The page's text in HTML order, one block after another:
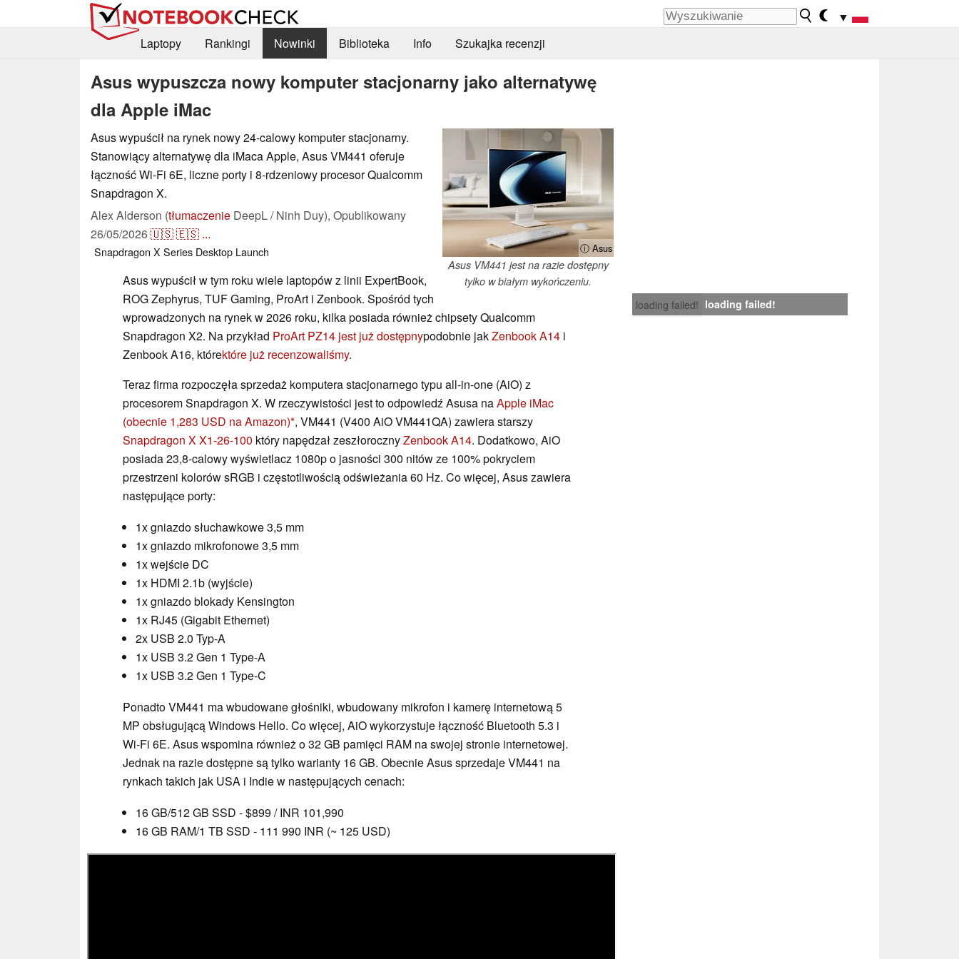
▼
Laptopy
Rankingi Nowinki Biblioteka Info Szukajka recenzji
Asus wypuszcza nowy komputer stacjonarny jako alternatywę
dla Apple iMac
ⓘ Asus
Asus VM441 jest na razie dostępny
tylko w białym wykończeniu.
Asus wypuścił na rynek nowy 24-calowy komputer stacjonarny.
Stanowiący alternatywę dla iMaca Apple, Asus VM441 oferuje
łączność Wi-Fi 6E, liczne porty i 8-rdzeniowy procesor Qualcomm
Snapdragon X.
Alex Alderson (tłumaczenie DeepL / Ninh Duy), Opublikowany
26/05/2026🇺🇸🇪🇸 ...
Snapdragon X Series Desktop Launch
loading failed! loading failed!
Asus wypuścił w tym roku wiele laptopów z linii ExpertBook,
ROG Zephyrus, TUF Gaming, ProArt i Zenbook. Spośród tych
wprowadzonych na rynek w 2026 roku, kilka posiada również chipsety Qualcomm
Snapdragon X2. Na przykład ProArt PZ14 jest już dostępnypodobnie jakZenbook A14 i
Zenbook A16, którektóre już recenzowaliśmy.
Teraz firma rozpoczęła sprzedaż komputera stacjonarnego typu all-in-one (AiO) z
procesorem Snapdragon X. W rzeczywistości jest to odpowiedź Asusa naApple iMac
(obecnie 1,283 USD na Amazon) , VM441 (V400 AiO VM441QA) zawiera starszy
Snapdragon X X1-26-100 który napędzał zeszłorocznyZenbook A14. Dodatkowo, AiO
posiada 23,8-calowy wyświetlacz 1080p o jasności 300 nitów ze 100% pokryciem
przestrzeni kolorów sRGB i częstotliwością odświeżania 60 Hz. Co więcej, Asus zawiera
następujące porty:
1x gniazdo słuchawkowe 3,5 mm
1x gniazdo mikrofonowe 3,5 mm
1x wejście DC
1x HDMI 2.1b (wyjście)
1x gniazdo blokady Kensington
1x RJ45 (Gigabit Ethernet)
2x USB 2.0 Typ-A
1x USB 3.2 Gen 1 Type-A
1x USB 3.2 Gen 1 Type-C
Ponadto VM441 ma wbudowane głośniki, wbudowany mikrofon i kamerę internetową 5
MP obsługującą Windows Hello. Co więcej, AiO wykorzystuje łączność Bluetooth 5.3 i
Wi-Fi 6E. Asus wspomina również o 32 GB pamięci RAM na swojej stronie internetowej.
Jednak na razie dostępne są tylko warianty 16 GB. Obecnie Asus sprzedaje VM441 na
rynkach takich jak USA i Indie w następujących cenach:
16 GB/512 GB SSD - $899 / INR 101,990
16 GB RAM/1 TB SSD - 111 990 INR (~ 125 USD)